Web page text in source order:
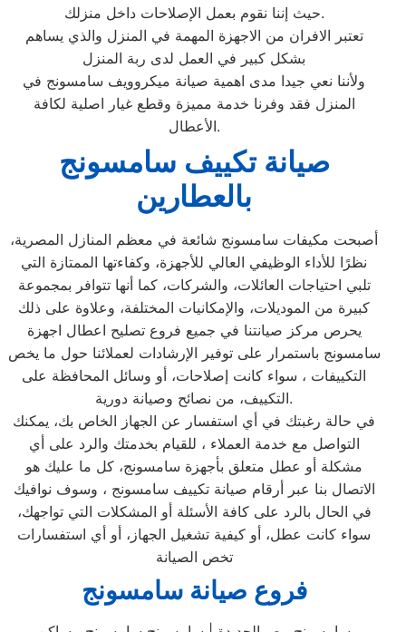
حيث إننا نقوم بعمل الإصلاحات داخل منزلك.
تعتبر الافران من الاجهزة المهمة في المنزل والذي يساهم
بشكل كبير في العمل لدى ربة المنزل
ولأننا نعي جيدا مدى اهمية صيانة ميكروويف سامسونج في
المنزل فقد وفرنا خدمة مميزة وقطع غيار اصلية لكافة
الأعطال.
صيانة تكييف سامسونج
بالعطارين
أصبحت مكيفات سامسونج شائعة في معظم المنازل المصرية،
نظرًا للأداء الوظيفي العالي للأجهزة، وكفاءتها الممتازة التي
تلبي احتياجات العائلات، والشركات، كما أنها تتوافر بمجموعة
كبيرة من الموديلات، والإمكانيات المختلفة، وعلاوة على ذلك
يحرص مركز صيانتنا في جميع فروع تصليح اعطال اجهزة
سامسونج باستمرار على توفير الإرشادات لعملائنا حول ما يخص
التكييفات ، سواء كانت إصلاحات، أو وسائل المحافظة على
التكييف، من نصائح وصيانة دورية.
في حالة رغبتك في أي استفسار عن الجهاز الخاص بك، يمكنك
التواصل مع خدمة العملاء ، للقيام بخدمتك والرد على أي
مشكلة أو عطل متعلق بأجهزة سامسونج، كل ما عليك هو
الاتصال بنا عبر أرقام صيانة تكييف سامسونج ، وسوف نوافيك
في الحال بالرد على كافة الأسئلة أو المشكلات التي تواجهك،
سواء كانت عطل، أو كيفية تشغيل الجهاز، أو أي استفسارات
تخص الصيانة
فروع صيانة سامسونج